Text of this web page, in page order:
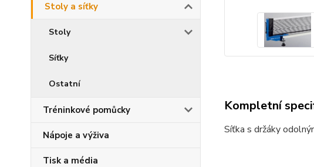
Stoly a síťky
Stoly
Síťky
Ostatní
Tréninkové pomůcky
Nápoje a výživa
Tisk a média
Kompletní
Síťka s držáky